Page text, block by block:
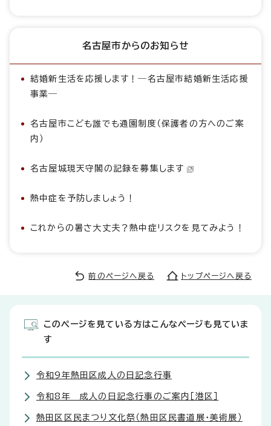
名古屋市からのお知らせ
結婚新生活を応援します！―名古屋市結婚新生活応援
事業―
名古屋市こども誰でも通園制度（保護者の方へのご案
内）
名古屋城現天守閣の記録を募集します
熱中症を予防しましょう！
これからの暑さ大丈夫？熱中症リスクを見てみよう！
前のページへ戻る トップページへ戻る
このページを見ている方はこんなページも見ていま
す
令和9年熱田区成人の日記念行事
令和8年 成人の日記念行事のご案内［港区］
熱田区区民まつり文化祭（熱田区民書道展・美術展）